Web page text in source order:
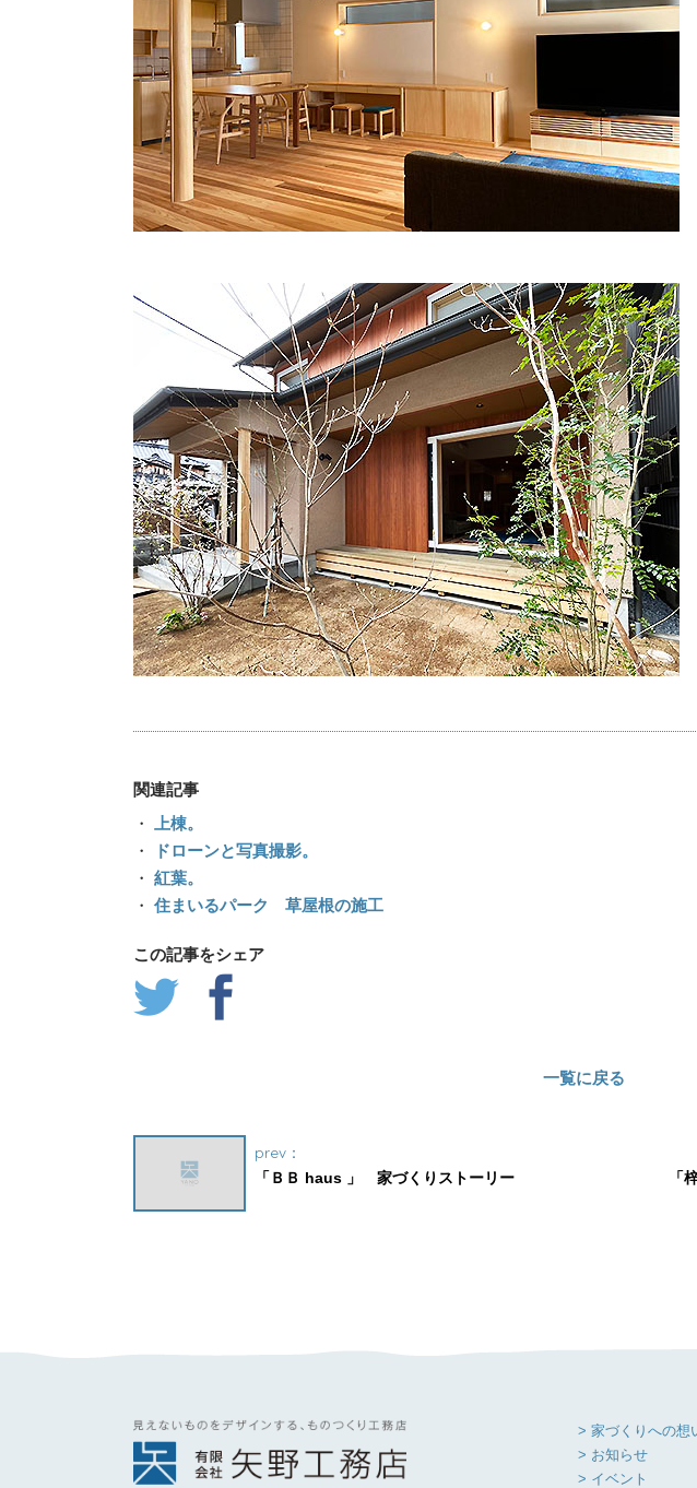
関連記事
・
上棟。
・
ドローンと写真撮影。
・ 紅葉。
・ 住まいるパーク 草屋根の施工
この記事をシェア
一覧に戻る
prev：
「ＢＢ haus 」 家づくりストーリー 「
> 家づくりへの想
> お知らせ
> イベント